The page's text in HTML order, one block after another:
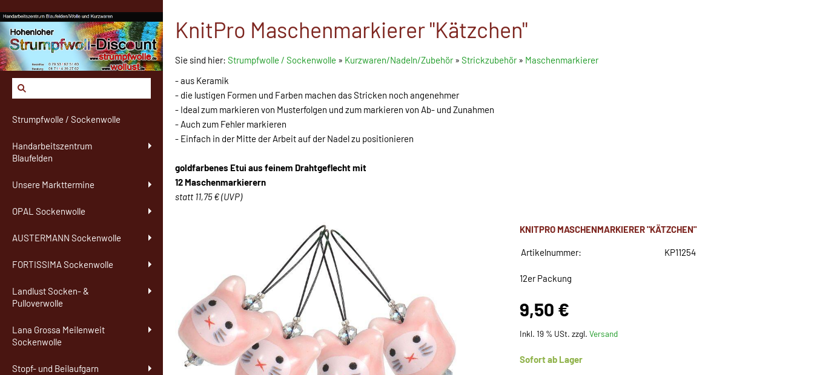
Strumpfwolle / Sockenwolle
Handarbeitszentrum
Blaufelden
Unsere Markttermine
OPAL Sockenwolle
AUSTERMANN Sockenwolle
FORTISSIMA Sockenwolle
Landlust Socken- &
Pulloverwolle
Lana Grossa Meilenweit
Sockenwolle
Stopf- und Beilaufgarn
KnitPro Maschenmarkierer "Kätzchen"
Sie sind hier: Strumpfwolle / Sockenwolle » Kurzwaren/Nadeln/Zubehör» Strickzubehör» Maschenmarkierer
- aus Keramik
- die lustigen Formen und Farben machen das Stricken noch angenehmer
- Ideal zum markieren von Musterfolgen und zum markieren von Ab- und Zunahmen
- Auch zum Fehler markieren
- Einfach in der Mitte der Arbeit auf der Nadel zu positionieren
goldfarbenes Etui aus feinem Drahtgeflecht mit
12 Maschenmarkierern
statt 11,75 € (UVP)
KNITPRO MASCHENMARKIERER "KÄTZCHEN"
Artikelnummer: KP11254
12er Packung
9,50 €
Inkl. 19 % USt. zzgl.Versand
Sofort ab Lager